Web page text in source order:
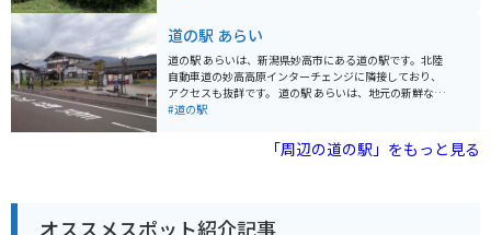
も充実しています。道の駅 うみてらす名立は、日本海の
雄大な自然と新鮮な海の幸を満喫できるスポットです。
に使った料理が楽しめます。特に、新潟名物のへぎそば
はおすすめです。お土産コーナーには、日本酒はもちろ
ん、地元の特産品が充実しているので、旅の思い出にぜ
ひどうぞ。 バイクで訪れる際は、道の駅に隣接する「紫
雲寺記念公園」の駐車場が便利です。公園内には、桜の
の観光スポットへのアクセスも良いので、観光拠点とし
道の駅 あらい
道の駅 あらいは、新潟県妙高市にある道の駅です。北陸
自動車道の妙高高原インターチェンジに隣接しており、
アクセスも抜群です。 道の駅 あらいは、地元の新鮮な野
菜や果物が豊富に揃っている直売所や、地元食材を使っ
笹寿しや、地元産の蕎麦を使った蕎麦定食です。また、
併設されている「あらい道の駅 農産物直売センター」で
高高原周辺は、雄大な自然が広がり、ツーリングにも最
#道の駅
「周辺の道の駅」をもっと見る
オススメスポット紹介記事